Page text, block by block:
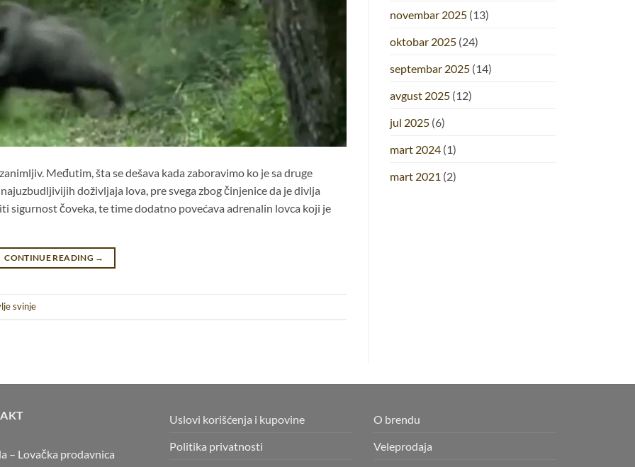
Međutim, šta se dešava kada zaboravimo ko je sa druge
doživljaja lova, pre svega zbog činjenice da je divlja
sigurnost čoveka, te time dodatno povećava adrenalin lovca koji je
CONTINUE READING →
svinje
novembar 2025 (13)
oktobar 2025 (24)
septembar 2025 (14)
avgust 2025 (12)
jul 2025 (6)
mart 2024 (1)
mart 2021 (2)
– Lovačka prodavnica
Uslovi korišćenja i kupovine
Politika privatnosti
O brendu
Veleprodaja